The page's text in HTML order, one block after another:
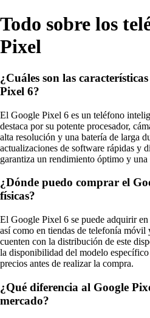
Todo sobre los
Pixel
¿Cuáles son las
Pixel 6?
El Google Pixel 6 es un teléfono
destaca por su potente procesador,
alta resolución y una batería de larga
actualizaciones de software rápidas y
garantiza un rendimiento óptimo y
¿Dónde puedo comprar el
físicas?
El Google Pixel 6 se puede adquirir
así como en tiendas de telefonía móvil
cuenten con la distribución de este
la disponibilidad del modelo
precios antes de realizar la compra.
¿Qué diferencia al Google
mercado?